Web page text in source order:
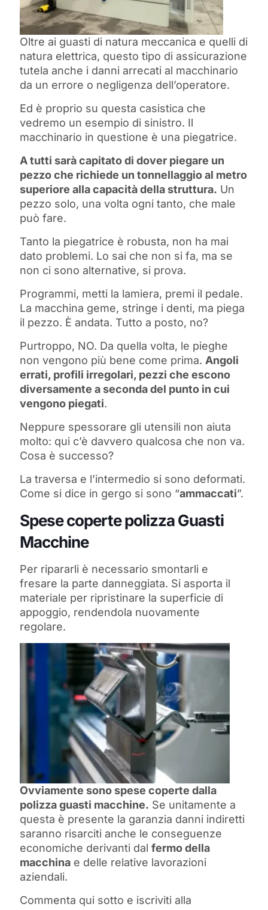
Oltre ai guasti di natura meccanica e quelli di
natura elettrica, questo tipo di assicurazione
tutela anche i danni arrecati al macchinario
da un errore o negligenza dell’operatore.
Ed è proprio su questa casistica che
vedremo un esempio di sinistro. Il
macchinario in questione è una piegatrice.
A tutti sarà capitato di dover piegare un
pezzo che richiede un tonnellaggio al metro
superiore alla capacità della struttura. Un
pezzo solo, una volta ogni tanto, che male
può fare.
Tanto la piegatrice è robusta, non ha mai
dato problemi. Lo sai che non si fa, ma se
non ci sono alternative, si prova.
Programmi, metti la lamiera, premi il pedale.
La macchina geme, stringe i denti, ma piega
il pezzo. È andata. Tutto a posto, no?
Purtroppo, NO. Da quella volta, le pieghe
non vengono più bene come prima. Angoli
errati, profili irregolari, pezzi che escono
diversamente a seconda del punto in cui
vengono piegati.
Neppure spessorare gli utensili non aiuta
molto: qui c’è davvero qualcosa che non va.
Cosa è successo?
La traversa e l’intermedio si sono deformati.
Come si dice in gergo si sono “ammaccati”.
Spese coperte polizza Guasti
Macchine
Per ripararli è necessario smontarli e
fresare la parte danneggiata. Si asporta il
materiale per ripristinare la superficie di
appoggio, rendendola nuovamente
regolare.
Ovviamente sono spese coperte dalla
polizza guasti macchine. Se unitamente a
questa è presente la garanzia danni indiretti
saranno risarciti anche le conseguenze
economiche derivanti dal fermo della
macchina e delle relative lavorazioni
aziendali.
Commenta qui sotto e iscriviti alla